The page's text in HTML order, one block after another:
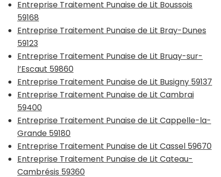
Entreprise Traitement Punaise de Lit Boussois
59168
Entreprise Traitement Punaise de Lit Bray-Dunes
59123
Entreprise Traitement Punaise de Lit Bruay-sur-
l’Escaut 59860
Entreprise Traitement Punaise de Lit Busigny 59137
Entreprise Traitement Punaise de Lit Cambrai
59400
Entreprise Traitement Punaise de Lit Cappelle-la-
Grande 59180
Entreprise Traitement Punaise de Lit Cassel 59670
Entreprise Traitement Punaise de Lit Cateau-
Cambrésis 59360